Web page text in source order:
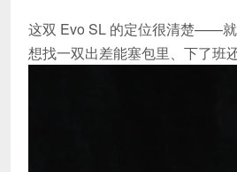
这双 Evo SL 的定位很清楚——就
想找一双出差能塞包里、下了班